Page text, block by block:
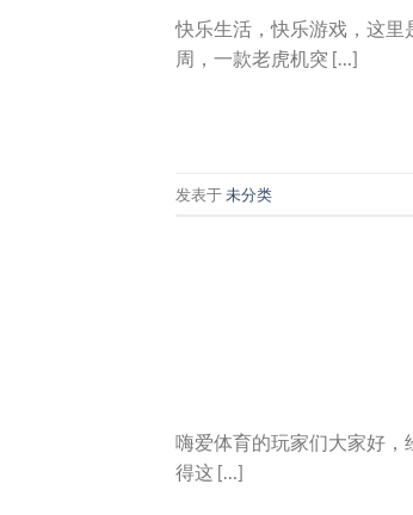
快乐生活，快乐游戏，这
周，一款老虎机突 […]
发表于未分类
嗨爱体育的玩家们大家好
得这 […]